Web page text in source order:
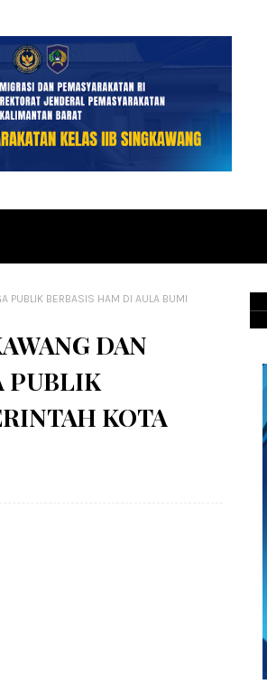
PUBLIK BERBASIS HAM DI AULA BUMI
DAN
PUBLIK
KOTA